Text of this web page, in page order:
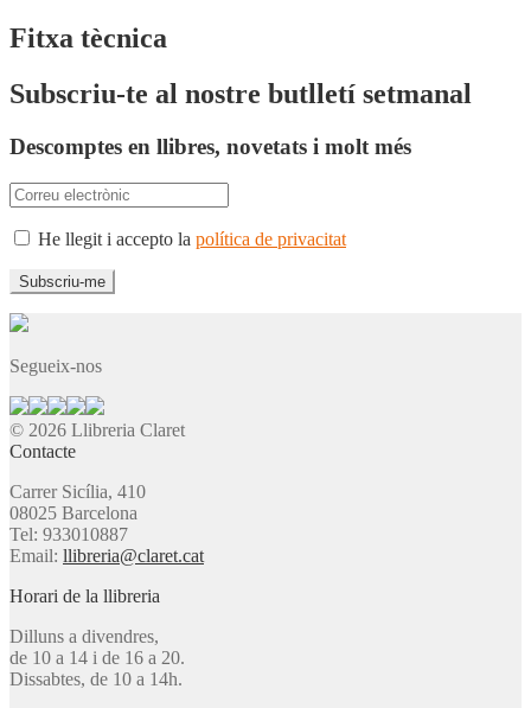
Fitxa tècnica
Subscriu-te al nostre butlletí setmanal
Descomptes en llibres, novetats i molt més
He llegit i accepto la política de privacitat
Segueix-nos
© 2026 Llibreria Claret
Contacte
Carrer Sicília, 410
08025 Barcelona
Tel: 933010887
Email: llibreria@claret.cat
Horari de la llibreria
Dilluns a divendres,
de 10 a 14 i de 16 a 20.
Dissabtes, de 10 a 14h.